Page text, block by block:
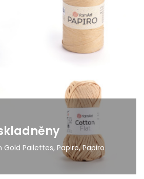
Pailettes, Papiro, Papiro